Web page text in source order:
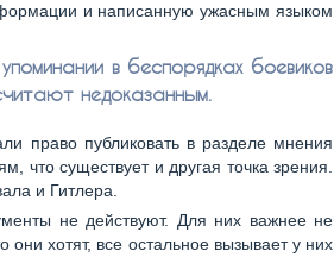
и написанную ужасным языком
в беспорядках боевиков
недоказанным.
право публиковать в разделе мнения
что существует и другая точка зрения.
и Гитлера.
не действуют. Для них важнее не
они хотят, все остальное вызывает у них